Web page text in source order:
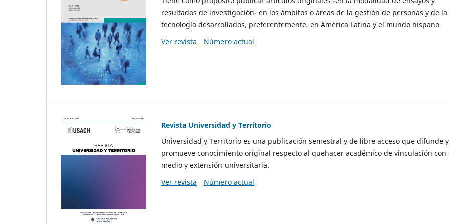
resultados de investigación- en los ámbitos o áreas de la gestión de personas y de la
tecnología desarrollados, preferentemente, en América Latina y el mundo hispano.
Ver revista
Número actual
Revista Universidad y Territorio
Universidad y Territorio es una publicación semestral y de libre acceso que difunde y
promueve conocimiento original respecto al quehacer académico de vinculación con
medio y extensión universitaria.
Ver revista
Número actual